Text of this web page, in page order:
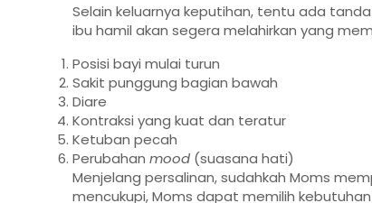
Selain keluarnya keputihan, tentu ada
ibu hamil akan segera melahirkan yang
Posisi bayi mulai turun
Sakit punggung bagian bawah
Diare
Kontraksi yang kuat dan teratur
Ketuban pecah
Perubahan mood (suasana hati)
Menjelang persalinan, sudahkah Moms
mencukupi, Moms dapat memilih